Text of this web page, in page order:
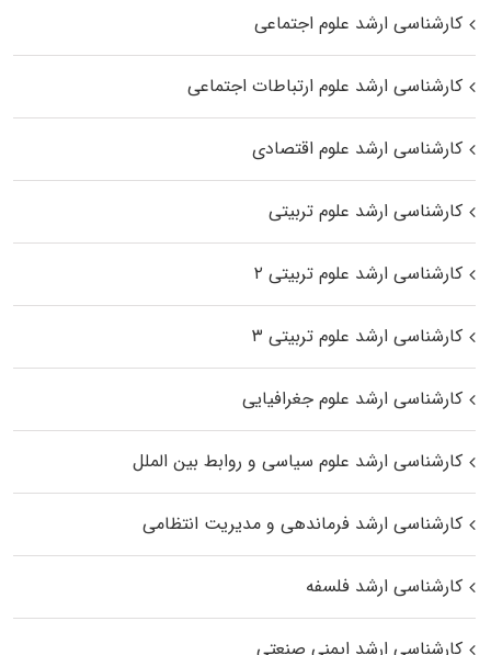
کارشناسی ارشد علوم اجتماعی
کارشناسی ارشد علوم ارتباطات اجتماعی
کارشناسی ارشد علوم اقتصادی
کارشناسی ارشد علوم تربیتی
کارشناسی ارشد علوم تربیتی ۲
کارشناسی ارشد علوم تربیتی ۳
کارشناسی ارشد علوم جغرافیایی
کارشناسی ارشد علوم سیاسی و روابط بین الملل
کارشناسی ارشد فرماندهی و مدیریت انتظامی
کارشناسی ارشد فلسفه
کارشناسی ارشد ایمنی صنعتی